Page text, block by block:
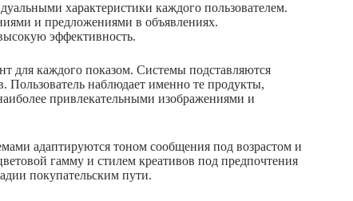
характеристики каждого пользователем.
и предложениями в объявлениях.
эффективность.
для каждого показом. Системы подставляются
наблюдает именно те продукты,
привлекательными изображениями и
адаптируются тоном сообщения под возрастом и
гамму и стилем креативов под предпочтения
покупательским пути.